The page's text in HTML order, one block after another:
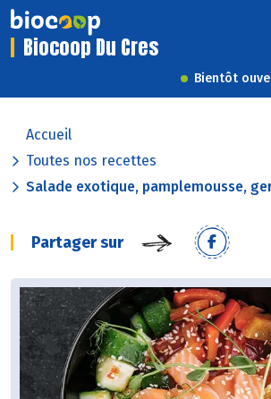
Biocoop Du Cres
Bientôt
Accueil
Toutes nos recettes
Salade exotique, pamplemousse,
Partager sur